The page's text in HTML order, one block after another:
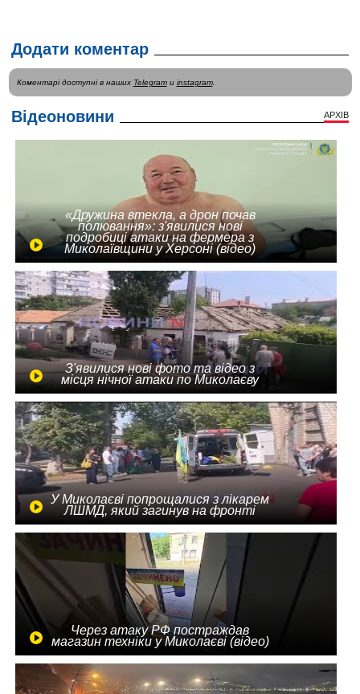
Додати коментар
Коментарі доступні в наших Telegramи instagram.
Відеоновини АРХІВ
«Дружина втекла, а дрон почав
полювання»: з'явилися нові
подробиці атаки на фермера з
Миколаївщини у Херсоні (відео)
З'явилися нові фото та відео з
місця нічної атаки по Миколаєву
У Миколаєві попрощалися з лікарем
ЛШМД, який загинув на фронті
Через атаку РФ постраждав
магазин техніки у Миколаєві (відео)